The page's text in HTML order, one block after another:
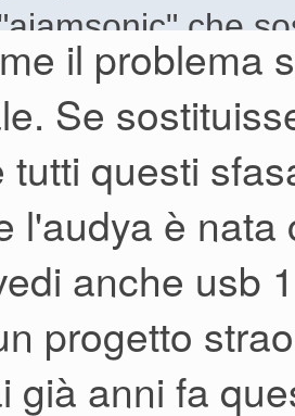
uno piu
"saltino" e che
style.
il problema
Se
tutti questi
l'audya è
anche usb
progetto
già anni fa